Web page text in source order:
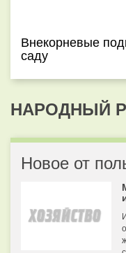
Внекорневые
саду
НАРОДНЫЙ
Новое от